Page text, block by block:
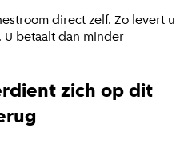
direct zelf. Zo levert u
betaalt dan minder
zich op dit